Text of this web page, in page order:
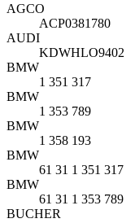
AGCO
ACP0381780
AUDI
KDWHLO9402
BMW
1 351 317
BMW
1 353 789
BMW
1 358 193
BMW
61 31 1 351 317
BMW
61 31 1 353 789
BUCHER